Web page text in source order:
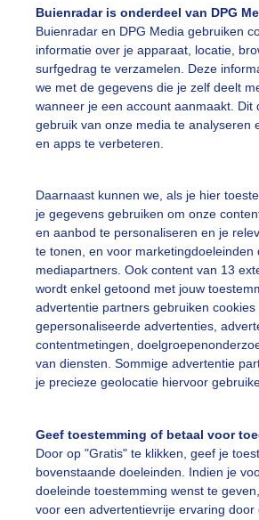
Buienradar is onderdeel van DPG
Buienradar en DPG Media gebruiken
informatie over je apparaat, locatie,
surfgedrag te verzamelen. Deze
we met de gegevens die je zelf deelt
wanneer je een account aanmaakt. Dit
gebruik van onze media te analyseren
en apps te verbeteren.
Daarnaast kunnen we, als je hier
je gegevens gebruiken om onze
en aanbod te personaliseren en je
te tonen, en voor marketingdoeleinden
mediapartners. Ook content van 13
wordt enkel getoond met jouw
advertentie partners gebruiken cookies
gepersonaliseerde advertenties,
contentmetingen,
van diensten. Sommige advertentie
je precieze geolocatie hiervoor
Geef toestemming of betaal voor
Door op "Gratis" te klikken, geef je
bovenstaande doeleinden. Indien je
doeleinde toestemming wenst te
voor een advertentievrije ervaring door
het Uivermeer komen wat
Erna Kool Gemaakt: 16-05-2025, 107x
slideshow